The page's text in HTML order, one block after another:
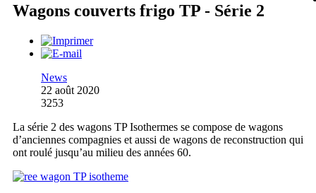
Wagons couverts frigo TP - Série 2
News
22 août 2020
3253
La série 2 des wagons TP Isothermes se compose de wagons
d’anciennes compagnies et aussi de wagons de reconstruction qui
ont roulé jusqu’au milieu des années 60.